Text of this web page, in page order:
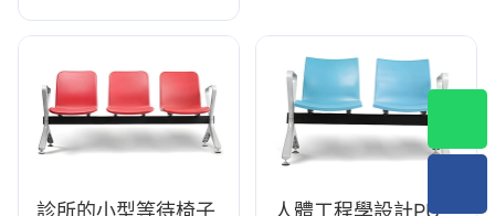
IC091 合偉座椅
診所的小型等待椅子
人體工程學設計PU